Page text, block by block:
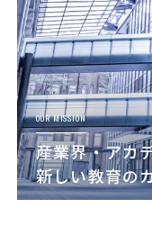
OUR MISSION
産業界・アカ
新しい教育の